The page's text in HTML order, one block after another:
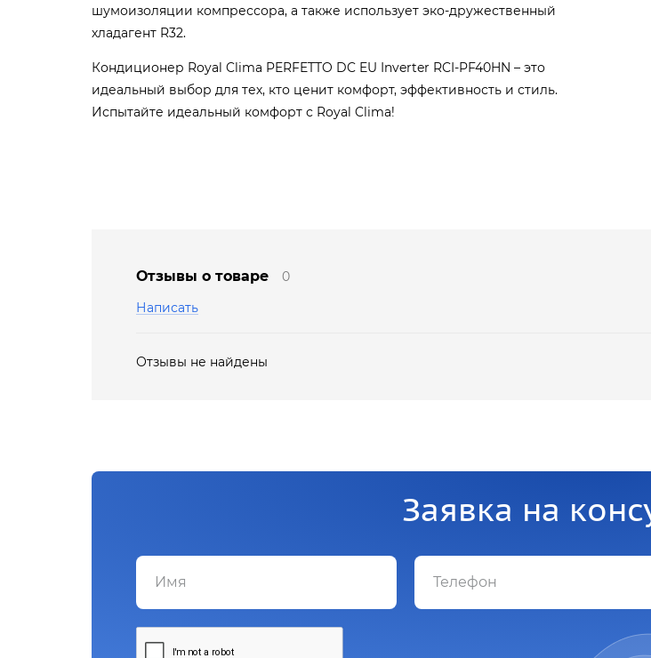
шумоизоляции компрессора, а также использует эко-дружественный
хладагент R32.
Кондиционер Royal Clima PERFETTO DC EU Inverter RCI-PF40HN – это
идеальный выбор для тех, кто ценит комфорт, эффективность и стиль.
Испытайте идеальный комфорт с Royal Clima!
Отзывы о товаре
0
Написать
Отзывы не найдены
Заявка на